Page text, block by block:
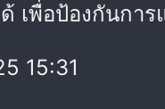
เพื่อป้องกันก
15:31